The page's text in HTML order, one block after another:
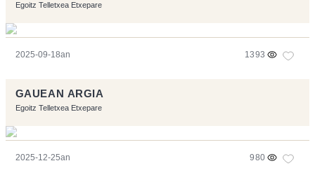
Egoitz Telletxea Etxepare
2025-09-18an 1393
GAUEAN ARGIA
Egoitz Telletxea Etxepare
2025-12-25an 980